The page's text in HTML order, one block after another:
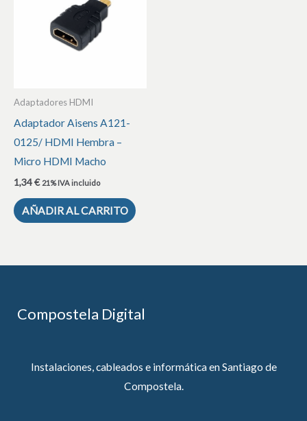
Adaptadores HDMI
Adaptador Aisens A121-
0125/ HDMI Hembra –
Micro HDMI Macho
1,34€ 21% IVA incluido
AÑADIR AL CARRITO
Compostela Digital
Instalaciones, cableados e informática en Santiago de
Compostela.